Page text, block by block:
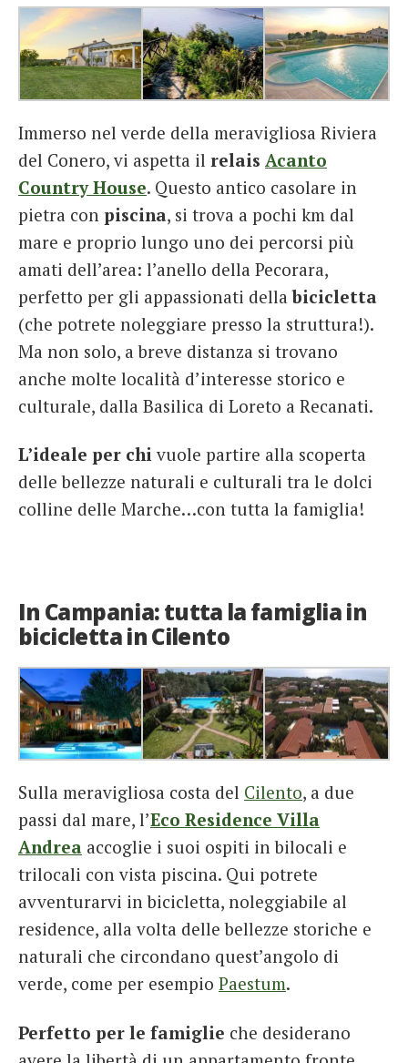
Immerso nel verde della meravigliosa Riviera
del Conero, vi aspetta il relais Acanto
Country House. Questo antico casolare in
pietra con piscina, si trova a pochi km dal
mare e proprio lungo uno dei percorsi più
amati dell’area: l’anello della Pecorara,
perfetto per gli appassionati dellabicicletta
(che potrete noleggiare presso la struttura!).
Ma non solo, a breve distanza si trovano
anche molte località d’interesse storico e
culturale, dalla Basilica di Loreto a Recanati.
L’ideale per chi vuole partire alla scoperta
delle bellezze naturali e culturali tra le dolci
colline delle Marche…con tutta la famiglia!
In Campania: tutta la famiglia in
bicicletta in Cilento
Sulla meravigliosa costa del Cilento, a due
passi dal mare, l’Eco Residence Villa
Andrea accoglie i suoi ospiti in bilocali e
trilocali con vista piscina. Qui potrete
avventurarvi in bicicletta, noleggiabile al
residence, alla volta delle bellezze storiche e
naturali che circondano quest’angolo di
verde, come per esempio Paestum.
Perfetto per le famiglie che desiderano